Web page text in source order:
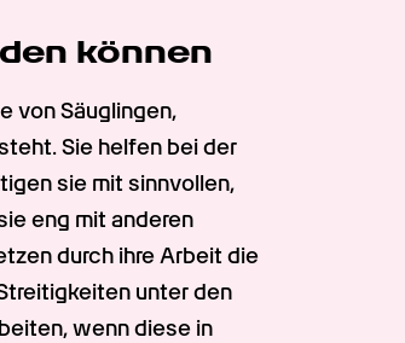
können
von Säuglingen,
Sie helfen bei der
sie mit sinnvollen,
eng mit anderen
durch ihre Arbeit die
unter den
wenn diese in